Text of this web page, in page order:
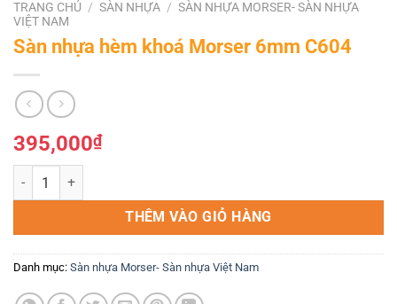
TRANG CHỦ / SÀN NHỰA / SÀN NHỰA MORSER- SÀN NHỰA
VIỆT NAM
Sàn nhựa hèm khoá Morser 6mm C604
395,000₫
Sàn nhựa hèm khoá Morser 6mm C604 số lượng
THÊM VÀO GIỎ HÀNG
Danh mục: Sàn nhựa Morser- Sàn nhựa Việt Nam